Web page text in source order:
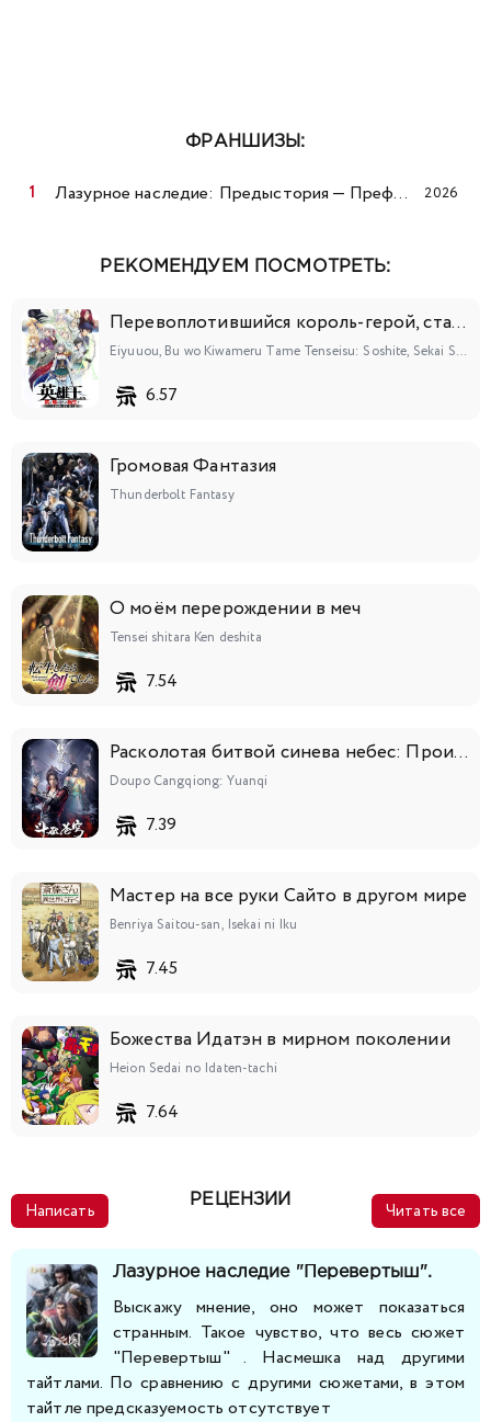
ФРАНШИЗЫ:
Лазурное наследие: Предыстория — Префектура Дуннин летом 2026
РЕКОМЕНДУЕМ ПОСМОТРЕТЬ:
Перевоплотившийся король-герой, ставший самой сильной ученицей рыцаря
Eiyuuou, Bu wo Kiwameru Tame Tenseisu: Soshite, Sekai Saikyou no Minarai Kishi♀
6.57
Громовая Фантазия
Thunderbolt Fantasy
О моём перерождении в меч
Tensei shitara Ken deshita
7.54
Расколотая битвой синева небес: Происхождение
Doupo Cangqiong: Yuanqi
7.39
Мастер на все руки Сайто в другом мире
Benriya Saitou-san, Isekai ni Iku
7.45
Божества Идатэн в мирном поколении
Heion Sedai no Idaten-tachi
7.64
Написать
РЕЦЕНЗИИ
Читать все
Лазурное наследие "Перевертыш".
Выскажу мнение, оно может показаться
странным. Такое чувство, что весь сюжет
"Перевертыш" . Насмешка над другими
тайтлами. По сравнению с другими сюжетами, в этом
тайтле предсказуемость отсутствует